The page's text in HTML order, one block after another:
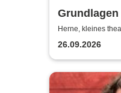
Grundlagen
Weymayr
Herne, kleines
26.09.2026